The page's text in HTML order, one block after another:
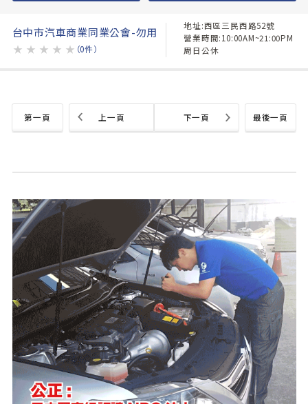
台中市汽車商業同業公會-勿用
★ ★ ★ ★ ★ （0件）
地址:西區三民西路52號
營業時間:10:00AM~21:00PM
周日公休
第一頁 最後一頁
上一頁 下一頁